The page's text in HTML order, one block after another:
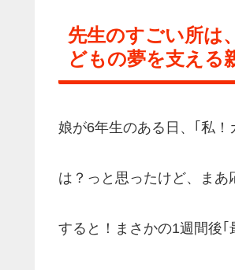
先生のすごい所は
どもの夢を支える
娘が6年生のある日、｢私
は？っと思ったけど、まあ
すると！まさかの1週間後｢